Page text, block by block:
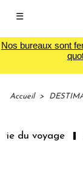
☰
Nos bureaux sont
Accueil >
du voyage